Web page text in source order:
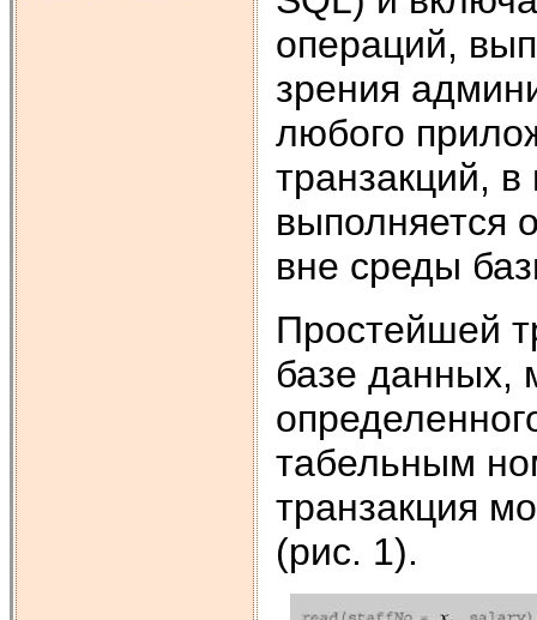
операций,
зрения
любого
транзакций,
выполняется
вне среды
Простейшей
базе данных,
табельным
транзакция
(рис. 1).